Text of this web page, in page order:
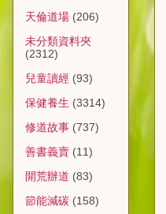
天倫道場 (206)
未分類資料夾
(2312)
兒童讀經 (93)
保健養生 (3314)
修道故事 (737)
善書義賣 (11)
開荒辦道 (83)
節能減碳 (158)